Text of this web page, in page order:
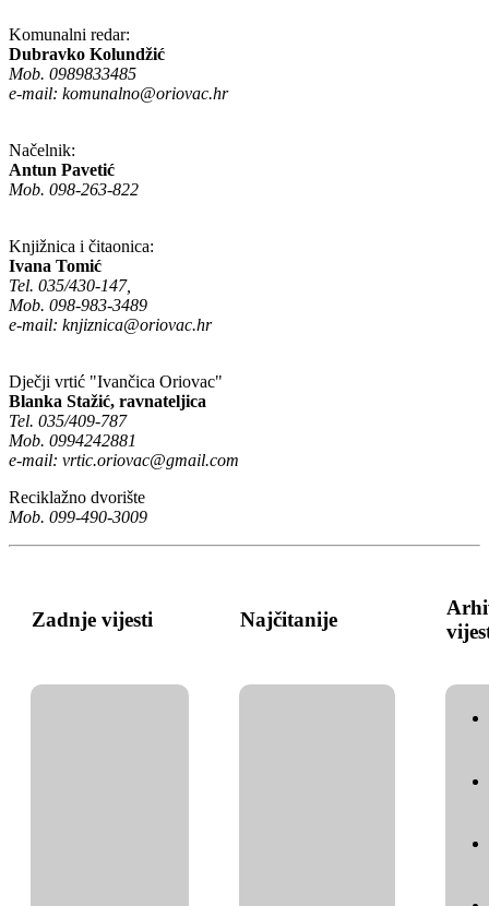
Komunalni redar:
Dubravko Kolundžić
Mob. 0989833485
e-mail: komunalno@oriovac.hr
Načelnik:
Antun Pavetić
Mob. 098-263-822
Knjižnica i čitaonica:
Ivana Tomić
Tel. 035/430-147,
Mob. 098-983-3489
e-mail: knjiznica@oriovac.hr
Dječji vrtić "Ivančica Oriovac"
Blanka Stažić, ravnateljica
Tel. 035/409-787
Mob. 0994242881
e-mail: vrtic.oriovac@gmail.com
Reciklažno dvorište
Mob. 099-490-3009
Zadnje vijesti Najčitanije